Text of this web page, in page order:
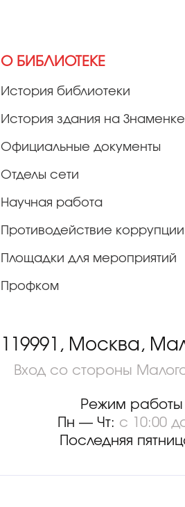
О БИБЛИОТЕКЕ
История библиотеки
История здания на Знаменке
Официальные документы
Отделы сети
Научная работа
Противодействие коррупции
Площадки для мероприятий
Профком
119991, Москва,
Вход со стороны
Режим работы
Пн — Чт: с 10:00
Последняя